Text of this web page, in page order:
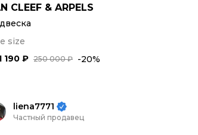
CLEEF & ARPELS
size
250 000 ₽
190 ₽ -20%
liena7771
Частный продавец